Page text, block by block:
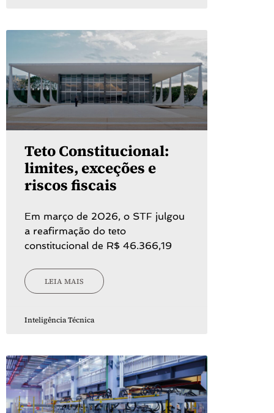
Teto Constitucional:
limites, exceções e
riscos fiscais
Em março de 2026, o STF julgou
a reafirmação do teto
constitucional de R$ 46.366,19
LEIA MAIS
Inteligência Técnica